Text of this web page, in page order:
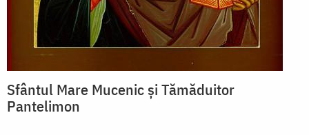
Sfântul Mare Mucenic și Tămăduitor
Pantelimon